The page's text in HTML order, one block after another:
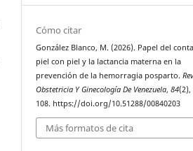
Cómo citar
González Blanco, M. (2026). Papel del
piel con piel y la lactancia materna en la
prevención de la hemorragia posparto.
Obstetricia Y Ginecología De Venezuela,84(2),
108. https://doi.org/10.51288/00840203
Más formatos de cita